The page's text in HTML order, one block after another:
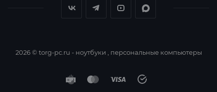
2026 © torg-pc.ru - ноутбуки , персональные компьютеры